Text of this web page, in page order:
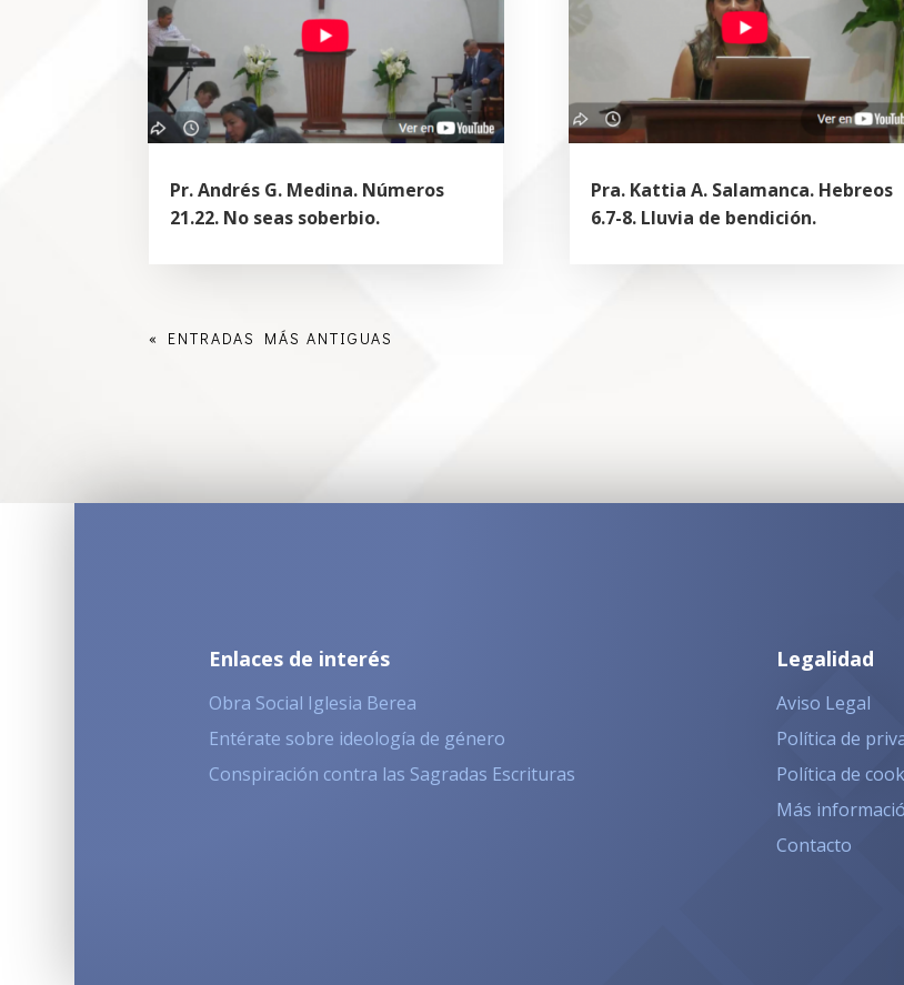
Pr. Andrés G. Medina. Números
21.22. No seas soberbio.
Pra. Kattia A. Salamanca. Hebreos
6.7-8. Lluvia de bendición.
« ENTRADAS MÁS ANTIGUAS
Enlaces de interés
Obra Social Iglesia Berea
Entérate sobre ideología de género
Conspiración contra las Sagradas Escrituras
Legalidad
Aviso Legal
Política de
Política de
Más
Contacto